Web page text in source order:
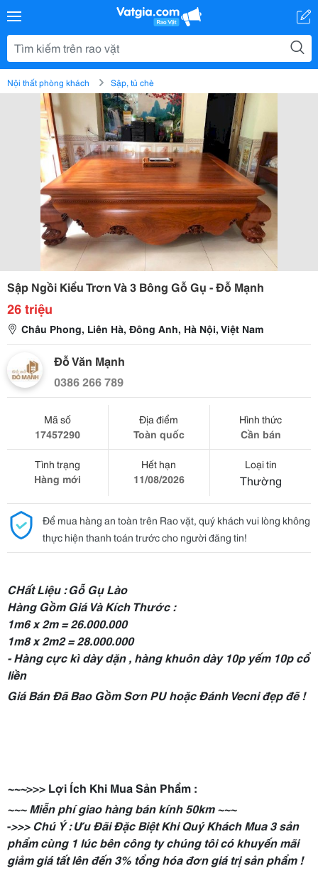
Nội thất phòng khách Sập, tủ chè
Sập Ngồi Kiểu Trơn Và 3 Bông Gỗ Gụ - Đỗ Mạnh
26 triệu
Châu Phong, Liên Hà, Đông Anh, Hà Nội, Việt Nam
Đỗ Văn Mạnh
0386 266 789
Mã số
17457290
Địa điểm
Toàn quốc
Hình thức
Cần bán
Tình trạng
Hàng mới
Hết hạn
11/08/2026
Loại tin
Thường
Để mua hàng an toàn trên Rao vặt, quý khách vui lòng không
thực hiện thanh toán trước cho người đăng tin!
CHất Liệu : Gỗ Gụ Lào
Hàng Gồm Giá Và Kích Thước :
1m6 x 2m = 26.000.000
1m8 x 2m2 = 28.000.000
- Hàng cực kì dày dặn , hàng khuôn dày 10p yếm 10p cổ
liền
Giá Bán Đã Bao Gồm Sơn PU hoặc Đánh Vecni đẹp đẽ !
~~~>>> Lợi Ích Khi Mua Sản Phẩm :
~~~ Miễn phí giao hàng bán kính 50km ~~~
->>> Chú Ý : Ưu Đãi Đặc Biệt Khi Quý Khách Mua 3 sản
phẩm cùng 1 lúc bên công ty chúng tôi có khuyến mãi
giảm giá tất lên đến 3% tổng hóa đơn giá trị sản phẩm !